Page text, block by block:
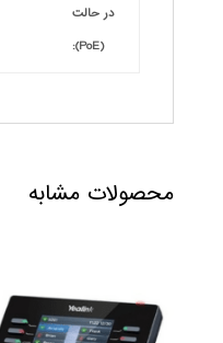
در حالت
(PoE):
محصولات مشابه